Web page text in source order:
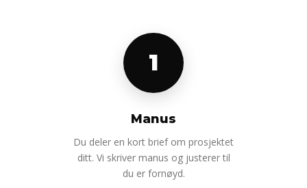
1
Manus
Du deler en kort brief om prosjektet
ditt. Vi skriver manus og justerer til
du er fornøyd.